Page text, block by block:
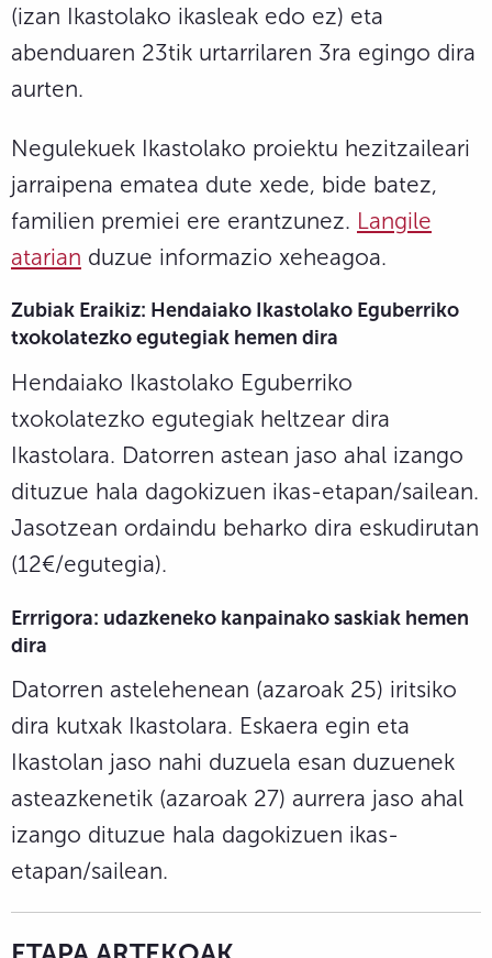
(izan Ikastolako ikasleak edo ez) eta
abenduaren 23tik urtarrilaren 3ra egingo dira
aurten.
Negulekuek Ikastolako proiektu hezitzaileari
jarraipena ematea dute xede, bide batez,
familien premiei ere erantzunez. Langile
atarian duzue informazio xeheagoa.
Zubiak Eraikiz: Hendaiako Ikastolako Eguberriko
txokolatezko egutegiak hemen dira
Hendaiako Ikastolako Eguberriko
txokolatezko egutegiak heltzear dira
Ikastolara. Datorren astean jaso ahal izango
dituzue hala dagokizuen ikas-etapan/sailean.
Jasotzean ordaindu beharko dira eskudirutan
(12€/egutegia).
Errrigora: udazkeneko kanpainako saskiak hemen
dira
Datorren astelehenean (azaroak 25) iritsiko
dira kutxak Ikastolara. Eskaera egin eta
Ikastolan jaso nahi duzuela esan duzuenek
asteazkenetik (azaroak 27) aurrera jaso ahal
izango dituzue hala dagokizuen ikas-
etapan/sailean.